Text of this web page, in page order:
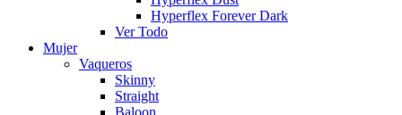
Hyperflex Forever Dark
Ver Todo
Mujer
Vaqueros
Skinny
Straight
Baloon